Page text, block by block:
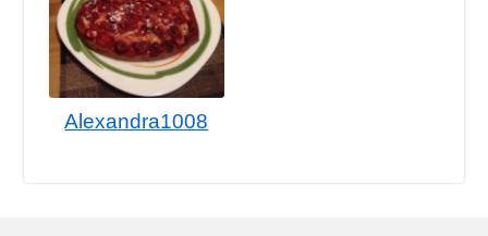
Alexandra1008